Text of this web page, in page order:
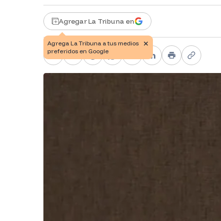
Agregar La Tribuna en
Facebook
X TelegramWhatsApp
PinterestLinkedIn
PrintCopy